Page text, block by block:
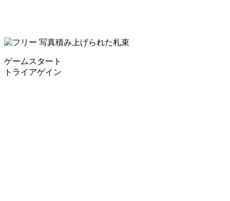
ゲームスタート
トライアゲイン